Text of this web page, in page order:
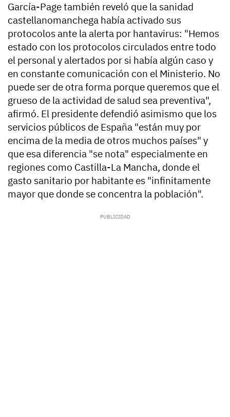
García-Page también reveló que la sanidad
castellanomanchega había activado sus
protocolos ante la alerta por hantavirus: "Hemos
estado con los protocolos circulados entre todo
el personal y alertados por si había algún caso y
en constante comunicación con el Ministerio. No
puede ser de otra forma porque queremos que el
grueso de la actividad de salud sea preventiva",
afirmó. El presidente defendió asimismo que los
servicios públicos de España "están muy por
encima de la media de otros muchos países" y
que esa diferencia "se nota" especialmente en
regiones como Castilla-La Mancha, donde el
gasto sanitario por habitante es "infinitamente
mayor que donde se concentra la población".